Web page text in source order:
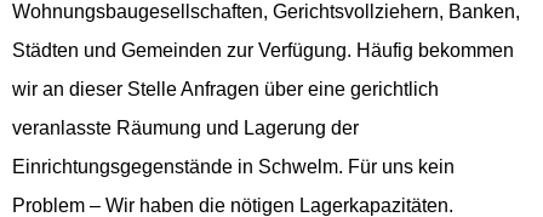
Wohnungsbaugesellschaften, Gerichtsvollziehern, Banken,
Städten und Gemeinden zur Verfügung. Häufig bekommen
wir an dieser Stelle Anfragen über eine gerichtlich
veranlasste Räumung und Lagerung der
Einrichtungsgegenstände in Schwelm. Für uns kein
Problem – Wir haben die nötigen Lagerkapazitäten.